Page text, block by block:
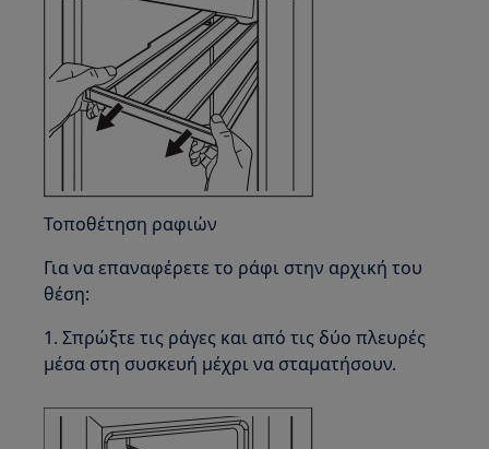
Τοποθέτηση ραφιών
Για να επαναφέρετε το ράφι στην αρχική του
θέση:
1. Σπρώξτε τις ράγες και από τις δύο πλευρές
μέσα στη συσκευή μέχρι να σταματήσουν.